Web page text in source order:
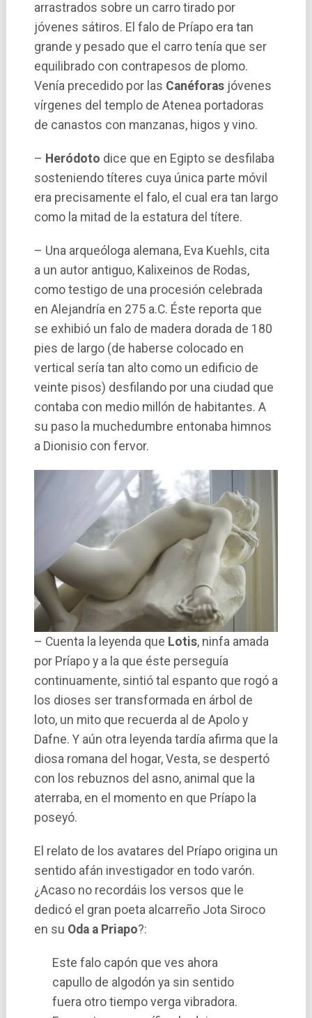
arrastrados sobre un carro tirado por
jóvenes sátiros. El falo de Príapo era tan
grande y pesado que el carro tení­a que ser
equilibrado con contrapesos de plomo.
Vení­a precedido por las Canéforasjóvenes
vírgenes del templo de Atenea portadoras
de canastos con manzanas, higos y vino.
– Heródoto dice que en Egipto se desfilaba
sosteniendo tí­teres cuya única parte móvil
era precisamente el falo, el cual era tan largo
como la mitad de la estatura del tí­tere.
– Una arqueóloga alemana, Eva Kuehls, cita
a un autor antiguo, Kalixeinos de Rodas,
como testigo de una procesión celebrada
en Alejandrí­a en 275 a.C. Éste reporta que
se exhibió un falo de madera dorada de 180
pies de largo (de haberse colocado en
vertical sería tan alto como un edificio de
veinte pisos) desfilando por una ciudad que
contaba con medio millón de habitantes. A
su paso la muchedumbre entonaba himnos
a Dionisio con fervor.
– Cuenta la leyenda que Lotis, ninfa amada
por Prí­apo y a la que éste perseguí­a
continuamente, sintió tal espanto que rogó a
los dioses ser transformada en árbol de
loto, un mito que recuerda al de Apolo y
Dafne. Y aún otra leyenda tardí­a afirma que la
diosa romana del hogar, Vesta, se despertó
con los rebuznos del asno, animal que la
aterraba, en el momento en que Prí­apo la
poseyó.
El relato de los avatares del Prí­apo origina un
sentido afán investigador en todo varón.
¿Acaso no recordáis los versos que le
dedicó el gran poeta alcarreño Jota Siroco
en su Oda a Priapo?:
Este falo capón que ves ahora
capullo de algodón ya sin sentido
fuera otro tiempo verga vibradora.